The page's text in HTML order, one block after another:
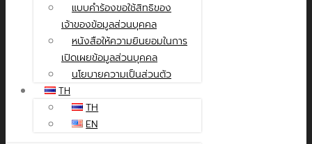
แบบคำร้องขอใช้สิทธิของ
เจ้าของข้อมูลส่วนบุคคล
หนังสือให้ความยินยอมในการ
เปิดเผยข้อมูลส่วนบุคคล
นโยบายความเป็นส่วนตัว
TH
TH
EN